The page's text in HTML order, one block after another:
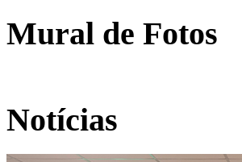
Mural de Fotos
Notícias